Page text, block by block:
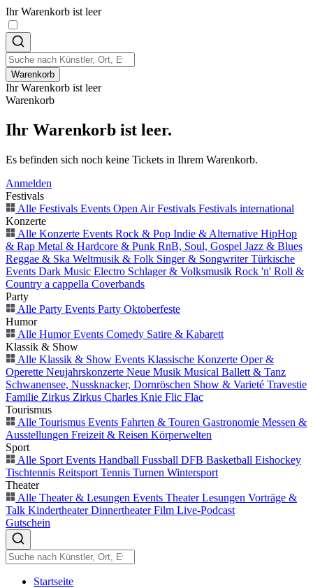
Ihr Warenkorb ist leer
Warenkorb
Ihr Warenkorb ist leer
Warenkorb
Ihr Warenkorb ist leer.
Es befinden sich noch keine Tickets in Ihrem Warenkorb.
Anmelden
Festivals
Alle Festivals Events Open AirFestivals Festivals international
Konzerte
Alle Konzerte Events Rock & Pop Indie & Alternative HipHop
& Rap Metal & Hardcore & Punk RnB, Soul, Gospel Jazz & Blues
Reggae & Ska Weltmusik & Folk Singer & SongwriterTürkische
Events Dark Music Electro Schlager & Volksmusik Rock 'n' Roll &
Country a cappella Coverbands
Party
Alle Party Events Party Oktoberfeste
Humor
Alle Humor Events Comedy Satire & Kabarett
Klassik & Show
Alle Klassik & Show Events Klassische Konzerte Oper &
Operette Neujahrskonzerte Neue Musik Musical Ballett & Tanz
Schwanensee, Nussknacker, Dornröschen Show & Varieté Travestie
Familie Zirkus Zirkus Charles Knie Flic Flac
Tourismus
Alle Tourismus Events Fahrten & Touren Gastronomie Messen &
Ausstellungen Freizeit & Reisen Körperwelten
Sport
Alle Sport Events Handball Fussball DFB Basketball Eishockey
Tischtennis Reitsport Tennis Turnen Wintersport
Theater
Alle Theater & Lesungen Events TheaterLesungen Vorträge &
Talk KindertheaterDinnertheaterFilm Live-Podcast
Gutschein
Startseite